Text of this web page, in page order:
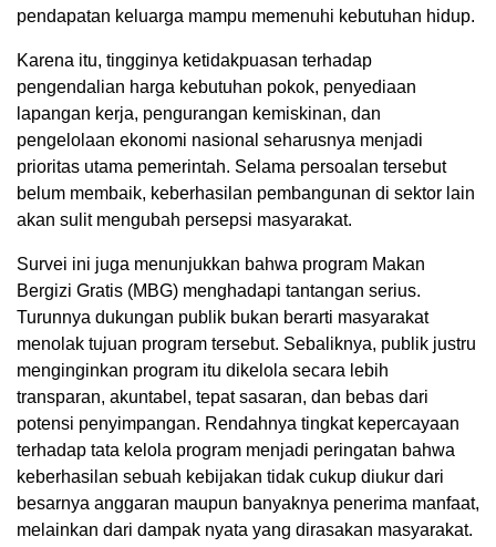
pendapatan keluarga mampu memenuhi kebutuhan hidup.
Karena itu, tingginya ketidakpuasan terhadap
pengendalian harga kebutuhan pokok, penyediaan
lapangan kerja, pengurangan kemiskinan, dan
pengelolaan ekonomi nasional seharusnya menjadi
prioritas utama pemerintah. Selama persoalan tersebut
belum membaik, keberhasilan pembangunan di sektor lain
akan sulit mengubah persepsi masyarakat.
Survei ini juga menunjukkan bahwa program Makan
Bergizi Gratis (MBG) menghadapi tantangan serius.
Turunnya dukungan publik bukan berarti masyarakat
menolak tujuan program tersebut. Sebaliknya, publik justru
menginginkan program itu dikelola secara lebih
transparan, akuntabel, tepat sasaran, dan bebas dari
potensi penyimpangan. Rendahnya tingkat kepercayaan
terhadap tata kelola program menjadi peringatan bahwa
keberhasilan sebuah kebijakan tidak cukup diukur dari
besarnya anggaran maupun banyaknya penerima manfaat,
melainkan dari dampak nyata yang dirasakan masyarakat.